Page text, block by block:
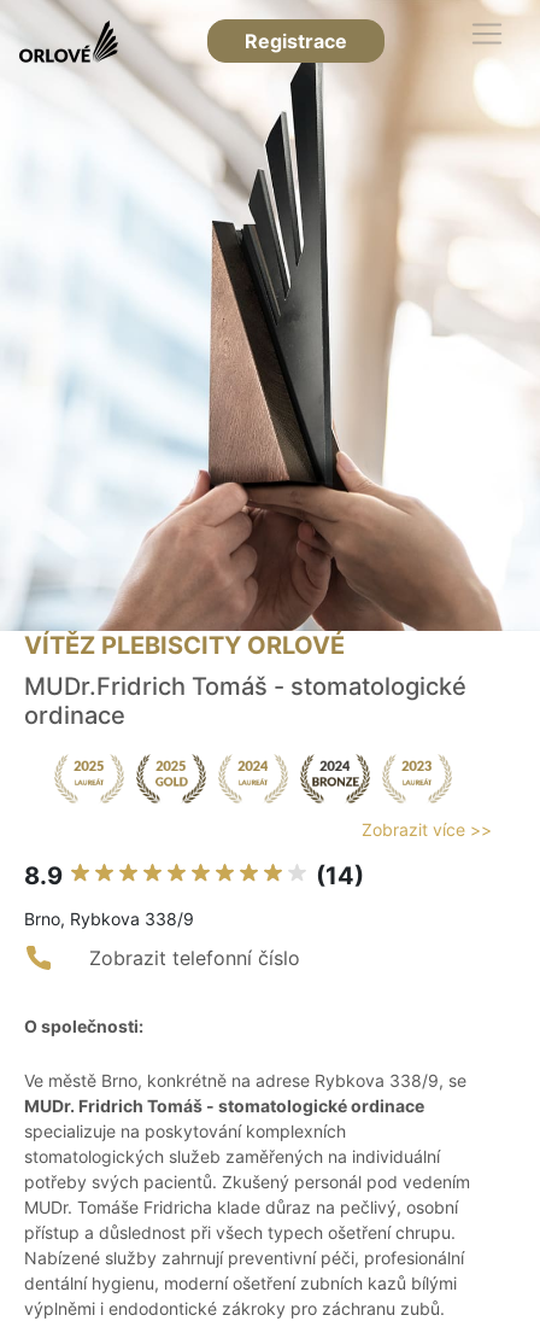
Registrace
VÍTĚZ PLEBISCITY ORLOVÉ
MUDr.Fridrich Tomáš - stomatologické
ordinace
Zobrazit více >>
8.9 (14)
Brno, Rybkova 338/9
Zobrazit telefonní číslo
O společnosti:
Ve městě Brno, konkrétně na adrese Rybkova 338/9, se
MUDr. Fridrich Tomáš - stomatologické ordinace
specializuje na poskytování komplexních
stomatologických služeb zaměřených na individuální
potřeby svých pacientů. Zkušený personál pod vedením
MUDr. Tomáše Fridricha klade důraz na pečlivý, osobní
přístup a důslednost při všech typech ošetření chrupu.
Nabízené služby zahrnují preventivní péči, profesionální
dentální hygienu, moderní ošetření zubních kazů bílými
výplněmi i endodontické zákroky pro záchranu zubů.